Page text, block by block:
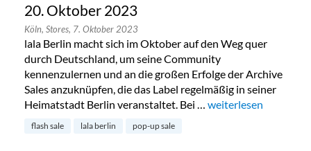
20. Oktober 2023
Köln, Stores, 7. Oktober 2023
lala Berlin macht sich im Oktober auf den Weg quer
durch Deutschland, um seine Community
kennenzulernen und an die großen Erfolge der Archive
Sales anzuknüpfen, die das Label regelmäßig in seiner
Heimatstadt Berlin veranstaltet. Bei … „Lala Berlin Flash
weiterlesen
flash sale lala berlin pop-up sale